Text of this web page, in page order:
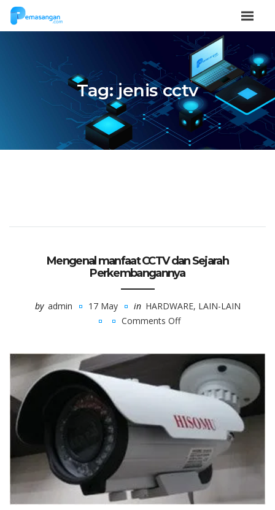
Tag:jenis cctv
Mengenal manfaat CCTV dan Sejarah
Perkembangannya
by admin 17 May in HARDWARE, LAIN-LAIN
Comments Off
manfaat
CCTV
dan
Perkembangannya